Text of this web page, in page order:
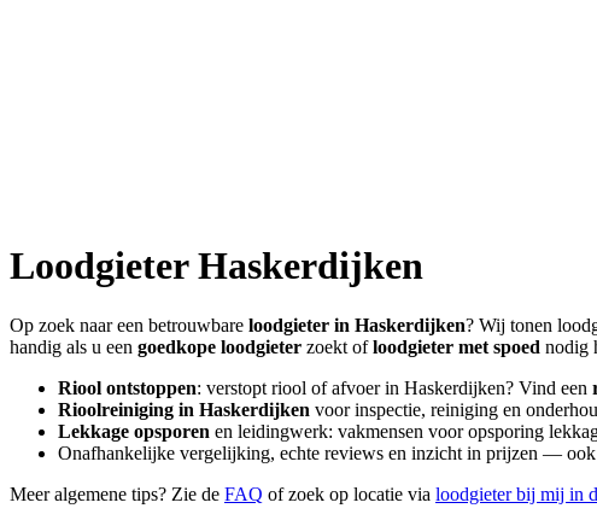
LoodgieterHaskerdijken
Op zoek naar een betrouwbare loodgieter in Haskerdijken? Wij tonen
handig als u een goedkope loodgieter zoekt ofloodgieter met spoed nodig
Riool ontstoppen: verstopt riool of afvoer in Haskerdijken? Vind een
Rioolreiniging in Haskerdijken voor inspectie, reiniging en
Lekkage opsporen en leidingwerk: vakmensen voor opsporing
Onafhankelijke vergelijking, echte reviews en inzicht in prijzen —
Meer algemene tips? Zie de FAQ of zoek op locatie via loodgieter bij mij in